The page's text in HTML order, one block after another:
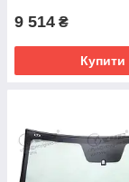
9 514 ₴
Купити